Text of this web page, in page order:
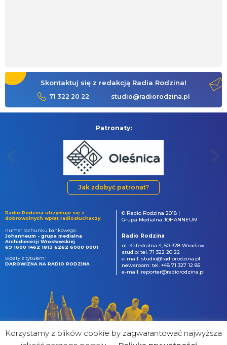
Skontaktuj się z redakcją Radia Rodzina!
71 322 20 22 studio@radiorodzina.pl
Patronaty:
Jak zdobyć patronat?
Radio Rodzina utrzymuje się z
dobrowolnych wpłat radiosłuchaczy.
numer rachunku bankowego:
Johanneum - grupa medialna
Archidiecezji Wrocławskiej
69 1600 1462 1813 6262 6000 0001
wpłaty z tytułem:
DAROWIZNA NA RADIO RODZINA
© Radio Rodzina 2018 |
Grupa Medialna JOHANNEUM
Radio Rodzina
ul. Katedralna 4, 50-328 Wrocław
studio: tel. 71 322 20 22
e-mail: studio@radiorodzina.pl
newsroom: tel. +48 71 327 12 85
e-mail: reporter@radiorodzina.pl
Korzystamy z plików cookie by zagwarantować najwyższa